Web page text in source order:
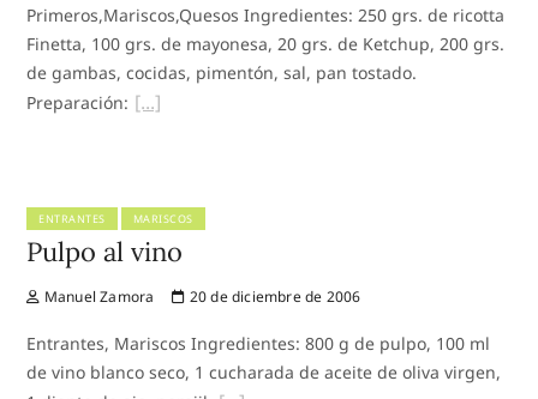
Primeros,Mariscos,Quesos Ingredientes: 250 grs. de ricotta
Finetta, 100 grs. de mayonesa, 20 grs. de Ketchup, 200 grs.
de gambas, cocidas, pimentón, sal, pan tostado.
Preparación:
ENTRANTES MARISCOS
Pulpo al vino
Manuel Zamora 20 de diciembre de 2006
Entrantes, Mariscos Ingredientes: 800 g de pulpo, 100 ml
de vino blanco seco, 1 cucharada de aceite de oliva virgen,